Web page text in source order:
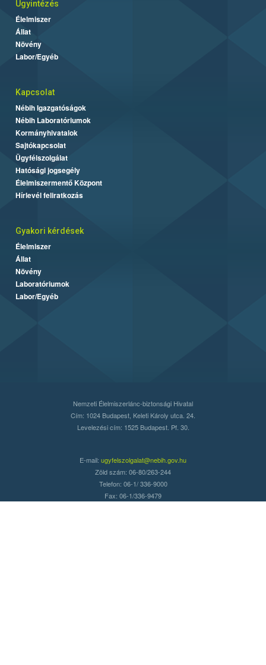
Ügyintézés
Élelmiszer
Állat
Növény
Labor/Egyéb
Kapcsolat
Nébih Igazgatóságok
Nébih Laboratóriumok
Kormányhivatalok
Sajtókapcsolat
Ügyfélszolgálat
Hatósági jogsegély
Élelmiszermentő Központ
Hírlevél feliratkozás
Gyakori kérdések
Élelmiszer
Állat
Növény
Laboratóriumok
Labor/Egyéb
Nemzeti Élelmiszerlánc-biztonsági Hivatal
Cím: 1024 Budapest, Keleti Károly utca. 24.
Levelezési cím: 1525 Budapest. Pf. 30.
E-mail: ugyfelszolgalat@nebih.gov.hu
Zöld szám: 06-80/263-244
Telefon: 06-1/ 336-9000
Fax: 06-1/336-9479